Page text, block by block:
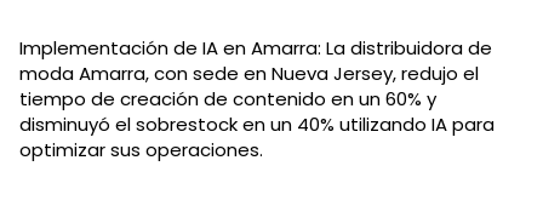
Implementación de IA en Amarra: La distribuidora de
moda Amarra, con sede en Nueva Jersey, redujo el
tiempo de creación de contenido en un 60% y
disminuyó el sobrestock en un 40% utilizando IA para
optimizar sus operaciones.